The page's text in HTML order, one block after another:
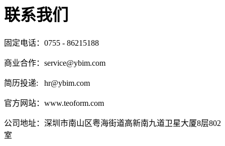
联系我们
固定电话：0755 - 86215188
商业合作：service@ybim.com
简历投递: hr@ybim.com
官方网站：www.teoform.com
公司地址：深圳市南山区粤海街道高新南九道卫星大厦8层802
室